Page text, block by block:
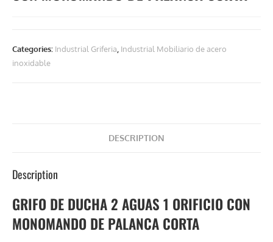
Categories: Industrial Griferia Industrial Mobiliario de acero
inoxidable
DESCRIPTION
Description
GRIFO DE DUCHA 2 AGUAS 1 ORIFICIO CON
MONOMANDO DE PALANCA CORTA